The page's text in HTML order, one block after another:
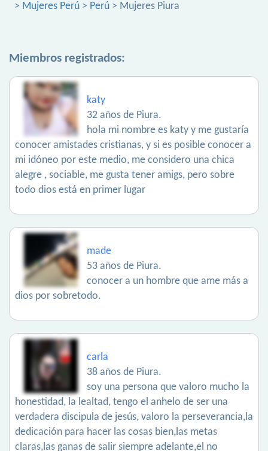
> Mujeres Perú > Perú > Mujeres Piura
Miembros registrados:
katy
32 años de Piura.
hola mi nombre es katy y me gustaría
conocer amistades cristianas, y si es posible conocer a
mi idóneo por este medio, me considero una chica
alegre , sociable, me gusta tener amigs, pero sobre
todo dios está en primer lugar
made
53 años de Piura.
conocer a un hombre que ame más a
dios por sobretodo.
carla
38 años de Piura.
soy una persona que valoro mucho la
honestidad, la lealtad, tengo el anhelo de ser una
verdadera discipula de jesús, valoro la perseverancia,la
dedicación para hacer las cosas bien,las metas
claras,las ganas de salir siempre adelante,el no